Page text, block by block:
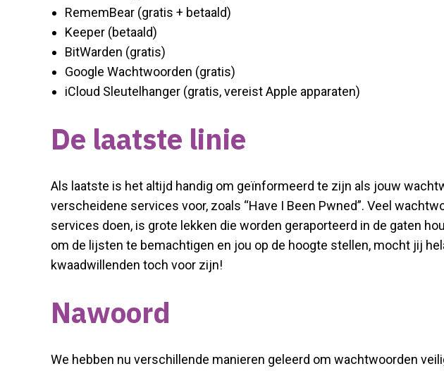
RememBear (gratis + betaald)
Keeper (betaald)
BitWarden (gratis)
Google Wachtwoorden (gratis)
iCloud Sleutelhanger (gratis, vereist Apple apparaten)
De laatste linie
Als laatste is het altijd handig om geïnformeerd te zijn als jouw
verscheidene services voor, zoals “Have I Been Pwned”. Veel
services doen, is grote lekken die worden geraporteerd in de gaten
om de lijsten te bemachtigen en jou op de hoogte stellen, mocht jij
kwaadwillenden toch voor zijn!
Nawoord
We hebben nu verschillende manieren geleerd om wachtwoorden